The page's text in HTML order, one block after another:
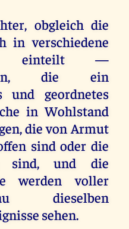
obgleich die
in verschiedene
einteilt —
die ein
und geordnetes
in Wohlstand
die von Armut
sind oder die
sind, und die
werden voller
dieselben
sehen.